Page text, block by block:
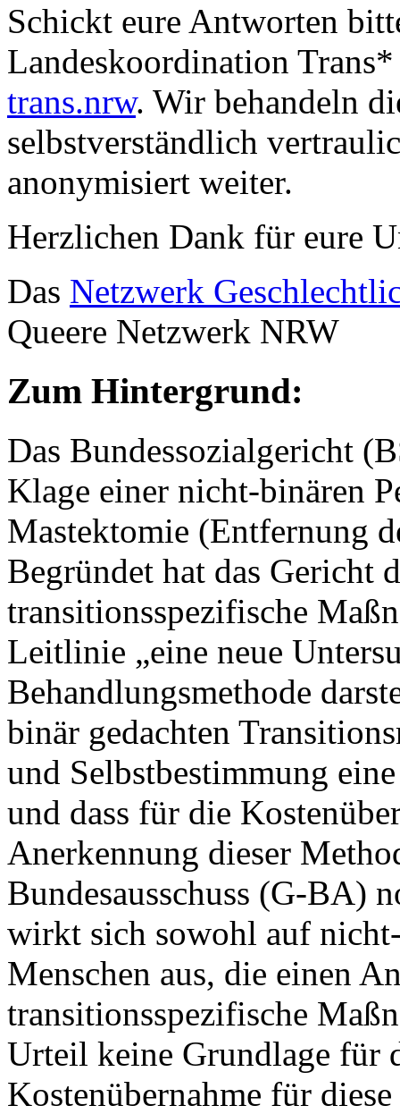
Schickt eure Antworten
Landeskoordination
trans.nrw. Wir behandeln
selbstverständlich
anonymisiert weiter.
Herzlichen Dank für eure
Das Netzwerk
Queere Netzwerk NRW
Zum Hintergrund:
Das Bundessozialgericht
Klage einer nicht-binären
Mastektomie (Entfernung
Begründet hat das Gericht
transitionsspezifische
Leitlinie „eine neue
Behandlungsmethode
binär gedachten
und Selbstbestimmung
und dass für die
Anerkennung dieser
Bundesausschuss (G-BA)
wirkt sich sowohl auf
Menschen aus, die einen
transitionsspezifische
Urteil keine Grundlage für
Kostenübernahme für